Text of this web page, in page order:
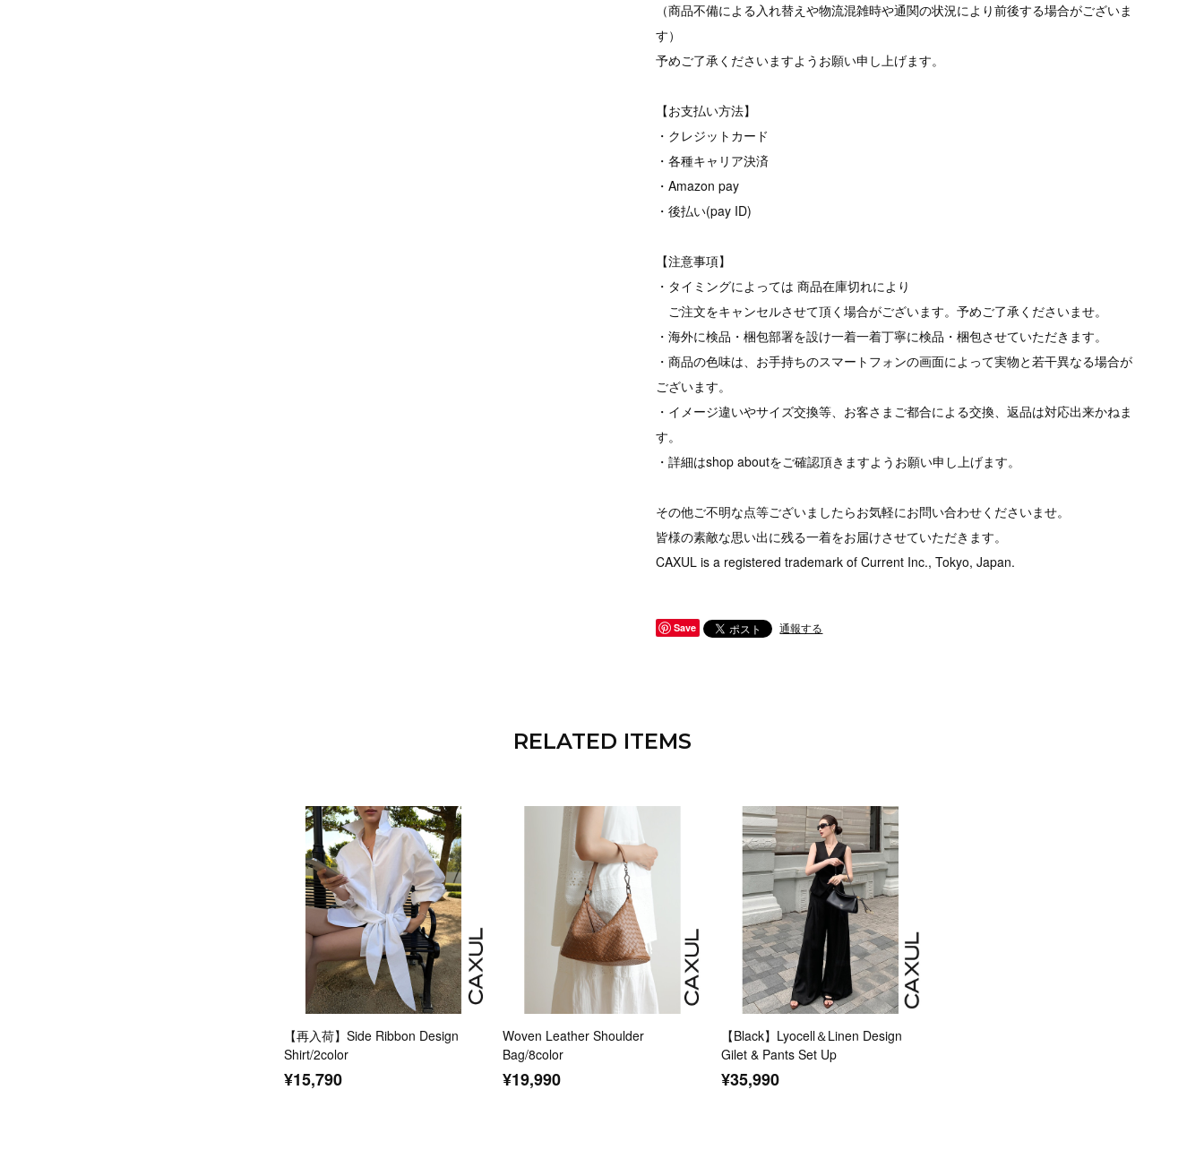
（商品不備による入れ替えや物流混雑時や通関の状況により前後する場合がございま
す）
予めご了承くださいますようお願い申し上げます。
【お支払い方法】
・クレジットカード
・各種キャリア決済
・Amazon pay
・後払い(pay ID)
【注意事項】
・タイミングによっては 商品在庫切れにより
ご注文をキャンセルさせて頂く場合がございます。予めご了承くださいませ。
・海外に検品・梱包部署を設け一着一着丁寧に検品・梱包させていただきます。
・商品の色味は、お手持ちのスマートフォンの画面によって実物と若干異なる場合が
ございます。
・イメージ違いやサイズ交換等、お客さまご都合による交換、返品は対応出来かねま
す。
・詳細はshop aboutをご確認頂きますようお願い申し上げます。
その他ご不明な点等ございましたらお気軽にお問い合わせくださいませ。
皆様の素敵な思い出に残る一着をお届けさせていただきます。
CAXUL is a registered trademark of Current Inc., Tokyo, Japan.
Save 通報する
RELATED ITEMS
【再入荷】Side Ribbon Design
Shirt/2color
¥15,790
Woven Leather Shoulder
Bag/8color
¥19,990
【Black】Lyocell＆Linen Design
Gilet & Pants Set Up
¥35,990